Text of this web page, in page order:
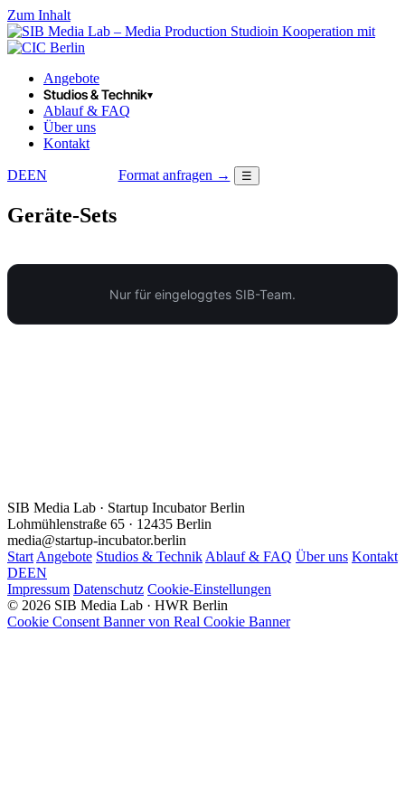
Zum Inhalt
in Kooperation mit
Angebote
Studios & Technik▾
Ablauf & FAQ
Über uns
Kontakt
DEEN Format anfragen → ☰
Geräte-Sets
Nur für eingeloggtes SIB-Team.
SIB Media Lab · Startup Incubator Berlin
Lohmühlenstraße 65 · 12435 Berlin
media@startup-incubator.berlin
Start Angebote Studios & Technik Ablauf & FAQ Über uns Kontakt
DEEN
Impressum Datenschutz Cookie-Einstellungen
© 2026 SIB Media Lab · HWR Berlin
Cookie Consent Banner von Real Cookie Banner